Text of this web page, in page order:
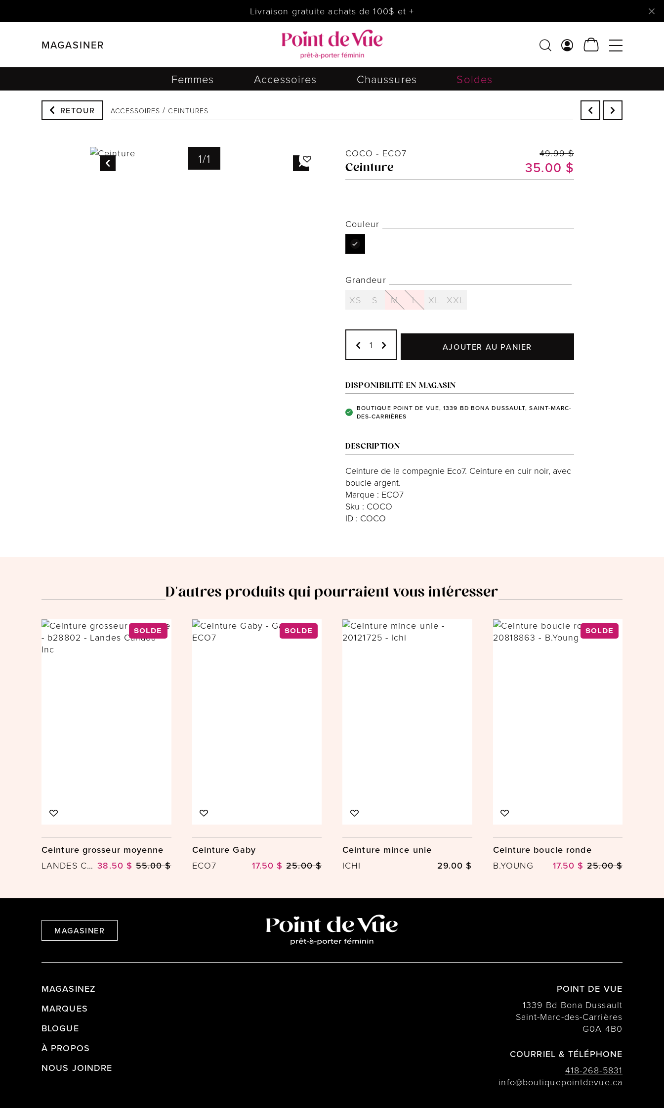
Livraison gratuite achats de 100$ et +
MAGASINER
FILTRER
Femmes Accessoires Chaussures Soldes
RETOUR ACCESSOIRES CEINTURES
1/1 COCO- ECO7
Ceinture 35.00 $
49.99 $
Couleur
Grandeur
XS
S M L XL XXL
AJOUTER AU PANIER
DISPONIBILITÉ EN MAGASIN
BOUTIQUE POINT DE VUE, 1339 BD BONA DUSSAULT, SAINT-MARC-
DES-CARRIÈRES
DESCRIPTION
Ceinture de la compagnie Eco7. Ceinture en cuir noir, avec
boucle argent.
Marque : ECO7
Sku : COCO
ID : COCO
D'autres produits qui pourraient vous intéresser
SOLDE
Ceinture grosseur moyenne
LANDES CANADA INC 38.50 $ 55.00 $
SOLDE
Ceinture Gaby
ECO7 17.50 $ 25.00 $
Ceinture mince unie
ICHI 29.00 $
SOLDE
Ceinture boucle ronde
B.YOUNG 17.50 $ 25.00 $
MAGASINER
MAGASINEZ
MARQUES
BLOGUE
À PROPOS
NOUS JOINDRE
POINT DE VUE
1339 Bd Bona Dussault
Saint-Marc-des-Carrières
G0A 4B0
COURRIEL & TÉLÉPHONE
418-268-5831
info@boutiquepointdevue.ca